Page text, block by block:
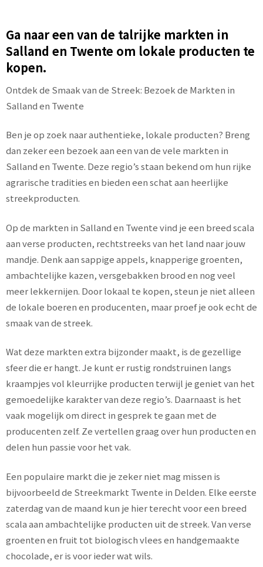
Ga naar een van de talrijke markten in
Salland en Twente om lokale producten te
kopen.
Ontdek de Smaak van de Streek: Bezoek de Markten in
Salland en Twente
Ben je op zoek naar authentieke, lokale producten? Breng
dan zeker een bezoek aan een van de vele markten in
Salland en Twente. Deze regio’s staan bekend om hun rijke
agrarische tradities en bieden een schat aan heerlijke
streekproducten.
Op de markten in Salland en Twente vind je een breed scala
aan verse producten, rechtstreeks van het land naar jouw
mandje. Denk aan sappige appels, knapperige groenten,
ambachtelijke kazen, versgebakken brood en nog veel
meer lekkernijen. Door lokaal te kopen, steun je niet alleen
de lokale boeren en producenten, maar proef je ook echt de
smaak van de streek.
Wat deze markten extra bijzonder maakt, is de gezellige
sfeer die er hangt. Je kunt er rustig rondstruinen langs
kraampjes vol kleurrijke producten terwijl je geniet van het
gemoedelijke karakter van deze regio’s. Daarnaast is het
vaak mogelijk om direct in gesprek te gaan met de
producenten zelf. Ze vertellen graag over hun producten en
delen hun passie voor het vak.
Een populaire markt die je zeker niet mag missen is
bijvoorbeeld de Streekmarkt Twente in Delden. Elke eerste
zaterdag van de maand kun je hier terecht voor een breed
scala aan ambachtelijke producten uit de streek. Van verse
groenten en fruit tot biologisch vlees en handgemaakte
chocolade, er is voor ieder wat wils.